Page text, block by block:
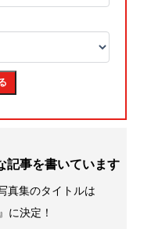
記事を書いています
真集のタイトルは
に決定！